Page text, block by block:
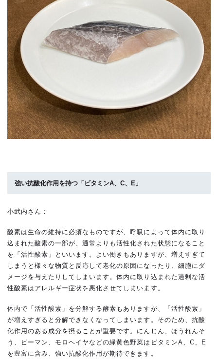
強い抗酸化作用を持つ「ビタミンA、C、E」
小武内さん：
酸素は生命の維持に必須なものですが、呼吸によって体内に取り
込まれた酸素の一部が、通常よりも活性化された状態になること
を「活性酸素」といいます。よい働きもありますが、増えすぎて
しまうと様々な物質と反応して老化の原因になったり、細胞にダ
メージを与えたりしてしまいます。体内に取り込まれた過剰な活
性酸素はアレルギー症状を悪化させてしまいます。
体内で「活性酸素」を分解する酵素もありますが、「活性酸素」
が増えすぎると分解できなくなってしまいます。そのため、抗酸
化作用のある成分を摂ることが重要です。にんじん、ほうれんそ
う、ピーマン、モロヘイヤなどの緑黄色野菜はビタミンA、C、E
を豊富に含み、強い抗酸化作用が期待できます。